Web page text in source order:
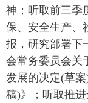
神；听取前三季
保、安全生产、
报，研究部署下
会常务委员会关
发展的决定(草
稿)》；听取推